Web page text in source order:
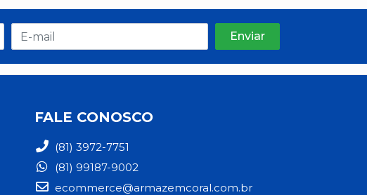
FALE CONOSCO
(81) 3972-7751
(81) 99187-9002
ecommerce@armazemcoral.com.br